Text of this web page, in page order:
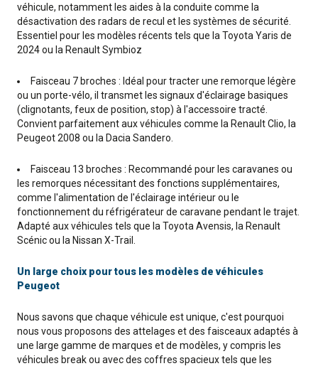
véhicule, notamment les aides à la conduite comme la
désactivation des radars de recul et les systèmes de sécurité.
Essentiel pour les modèles récents tels que la Toyota Yaris de
2024 ou la Renault Symbioz
Faisceau 7 broches : Idéal pour tracter une remorque légère
ou un porte-vélo, il transmet les signaux d'éclairage basiques
(clignotants, feux de position, stop) à l'accessoire tracté.
Convient parfaitement aux véhicules comme la Renault Clio, la
Peugeot 2008 ou la Dacia Sandero.
Faisceau 13 broches : Recommandé pour les caravanes ou
les remorques nécessitant des fonctions supplémentaires,
comme l'alimentation de l'éclairage intérieur ou le
fonctionnement du réfrigérateur de caravane pendant le trajet.
Adapté aux véhicules tels que la Toyota Avensis, la Renault
Scénic ou la Nissan X-Trail.
Un large choix pour tous les modèles de véhicules
Peugeot
Nous savons que chaque véhicule est unique, c'est pourquoi
nous vous proposons des attelages et des faisceaux adaptés à
une large gamme de marques et de modèles, y compris les
véhicules break ou avec des coffres spacieux tels que les